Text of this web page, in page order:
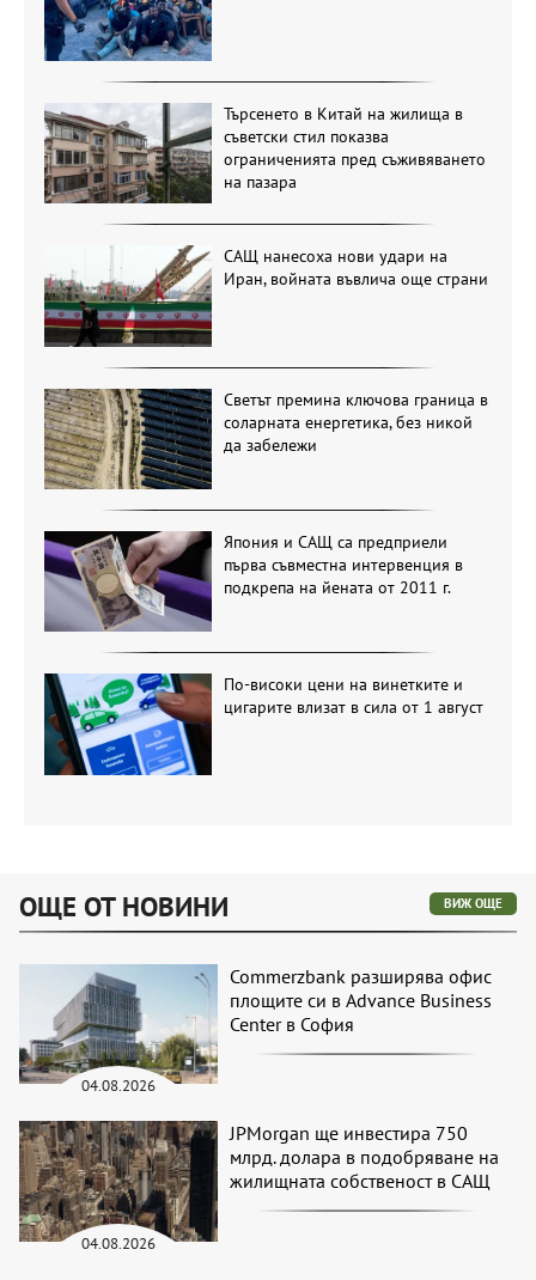
Търсенето в Китай на жилища в
съветски стил показва
ограниченията пред съживяването
на пазара
САЩ нанесоха нови удари на
Иран, войната въвлича още страни
Светът премина ключова граница в
соларната енергетика, без никой
да забележи
Япония и САЩ са предприели
първа съвместна интервенция в
подкрепа на йената от 2011 г.
По-високи цени на винетките и
цигарите влизат в сила от 1 август
ОЩЕ ОТ НОВИНИ ВИЖ ОЩЕ
04.08.2026
Commerzbank разширява офис
площите си в Advance Business
Center в София
04.08.2026
JPMorgan ще инвестира 750
млрд. долара в подобряване на
жилищната собственост в САЩ